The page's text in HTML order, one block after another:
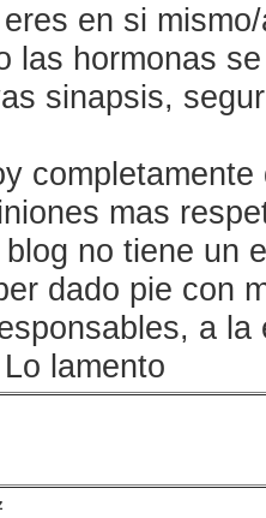
en si
las hormonas
sinapsis,
mas
no tiene un
dado pie con
a
lamento